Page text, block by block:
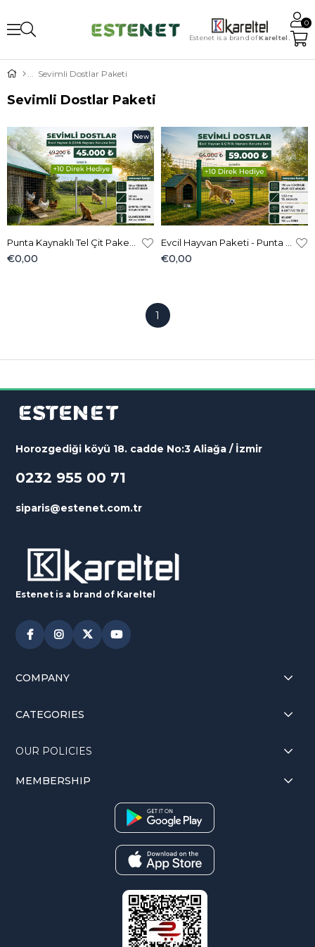
0
Estenet is a brand ofKareltel.
Sevimli Dostlar Paketi
Sevimli Dostlar Paketi
€0,00
New
Item
€0,00
1
Horozgediği köyü 18. cadde No:3 Aliağa / İzmir
0232 955 00 71
siparis@estenet.com.tr
Estenet is a brand of Kareltel
COMPANY
CATEGORIES
OUR POLICIES
MEMBERSHIP